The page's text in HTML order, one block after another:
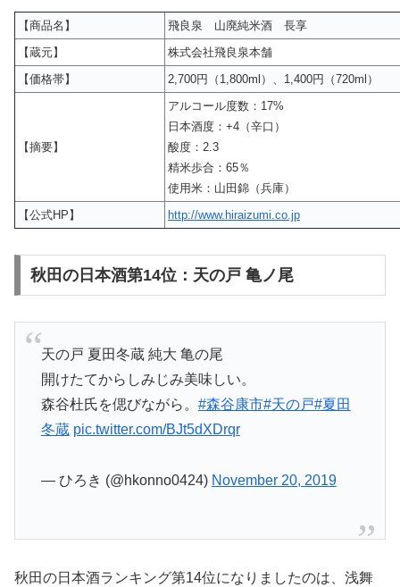
【商品名】
飛良泉 山廃純米酒 長享
【蔵元】
株式会社飛良泉本舗
【価格帯】
2,700円（1,800ml）、1,400円（720ml）
【摘要】
アルコール度数：17%
日本酒度：+4（辛口）
酸度：2.3
精米歩合：65％
使用米：山田錦（兵庫）
【公式HP】
http://www.hiraizumi.co.jp
秋田の日本酒第14位：天の戸 亀ノ尾
天の戸 夏田冬蔵 純大 亀の尾
開けたてからしみじみ美味しい。
森谷杜氏を偲びながら。 #森谷康市#天の戸#夏田
冬蔵 pic.twitter.com/BJt5dXDrqr
— ひろき (@hkonno0424) November 20, 2019
秋田の日本酒ランキング第14位になりましたのは、浅舞